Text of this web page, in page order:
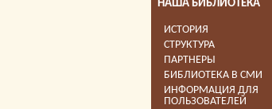
НАША БИБЛИОТЕКА
ИСТОРИЯ
СТРУКТУРА
ПАРТНЕРЫ
БИБЛИОТЕКА В СМИ
ИНФОРМАЦИЯ ДЛЯ
ПОЛЬЗОВАТЕЛЕЙ